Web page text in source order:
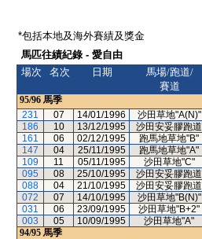
*包括本地及海外賽績及獎金
馬匹往績紀錄 - 愛自由
場次
名次 日期
馬場/跑道/
賽道
95/96 馬季
231
07 14/01/1996 沙田草地"A(N)"
186
10 13/12/1995 沙田安妥膠跑道
161
06 02/12/1995 跑馬地草地"B"
147
04 25/11/1995 跑馬地草地"A"
109
11 05/11/1995 沙田草地"C"
095
08 25/10/1995 沙田安妥膠跑道
088
04 21/10/1995 沙田安妥膠跑道
072
07 14/10/1995 沙田草地"B(N)"
031
06 23/09/1995 沙田草地"B+2"
003
05 10/09/1995 沙田草地"A"
94/95 馬季